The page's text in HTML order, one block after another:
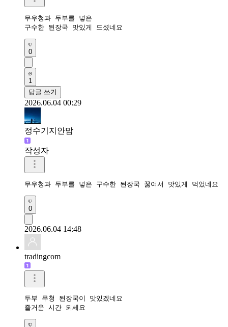
무우청과 두부를 넣은
구수한 된장국 맛있게 드셨네요
0
1
답글 쓰기
2026.06.04 00:29
정수기지안맘
작성자
무우청과 두부를 넣은 구수한 된장국 꿇여서 맛있게 먹었네요
0
2026.06.04 14:48
tradingcom
두부 무청 된장국이 맛있겠네요
즐거운 시간 되세요